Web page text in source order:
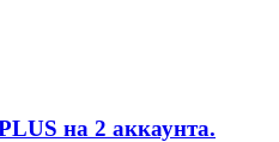
на 2 аккаунта.